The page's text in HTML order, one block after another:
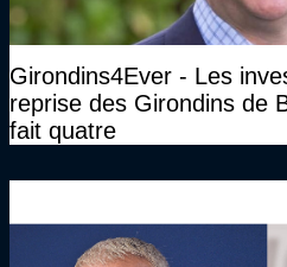
Girondins4Ever - Les
reprise des Girondins de
fait quatre